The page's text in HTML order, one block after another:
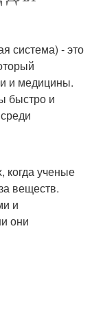
система) - это
и медицины.
быстро и
когда ученые
веществ.
и
они